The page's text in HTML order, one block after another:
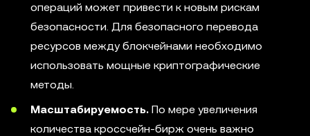
операций может привести к новым рискам
безопасности. Для безопасного перевода
ресурсов между блокчейнами необходимо
использовать мощные криптографические
методы.
Масштабируемость. По мере увеличения
количества кроссчейн-бирж очень важно